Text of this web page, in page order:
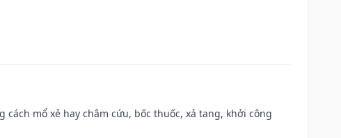
mổ xẻ hay châm cứu, bốc thuốc, xả tang, khởi công